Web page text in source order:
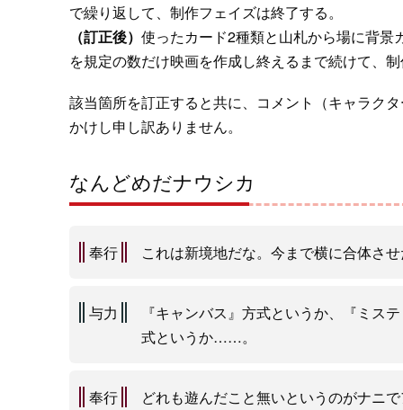
で繰り返して、制作フェイズは終了する。
（訂正後） 使ったカード2種類と山札から場に背
を規定の数だけ映画を作成し終えるまで続けて、
該当箇所を訂正すると共に、コメント（キャラク
かけし申し訳ありません。
なんどめだナウシカ
奉行 これは新境地だな。今まで横に合体さ
与力
『キャンバス』方式というか、『ミス
式というか……。
奉行
どれも遊んだこと無いというのがナニ